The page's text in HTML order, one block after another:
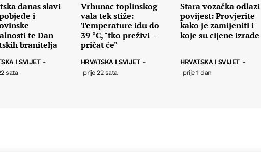
danas slavi
i
te Dan
branitelja
I SVIJET -
sata
Vrhunac toplinskog
vala tek stiže:
Temperature idu do
39 °C, "tko preživi –
pričat će"
HRVATSKA I SVIJET -
prije 22 sata
Stara vozačka
povijest: Provjerite
kako je zamijeniti i
koje su cijene izrade
HRVATSKA I SVIJET -
prije 1 dan